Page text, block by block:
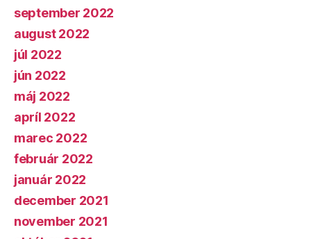
september 2022
august 2022
júl 2022
jún 2022
máj 2022
apríl 2022
marec 2022
február 2022
január 2022
december 2021
november 2021